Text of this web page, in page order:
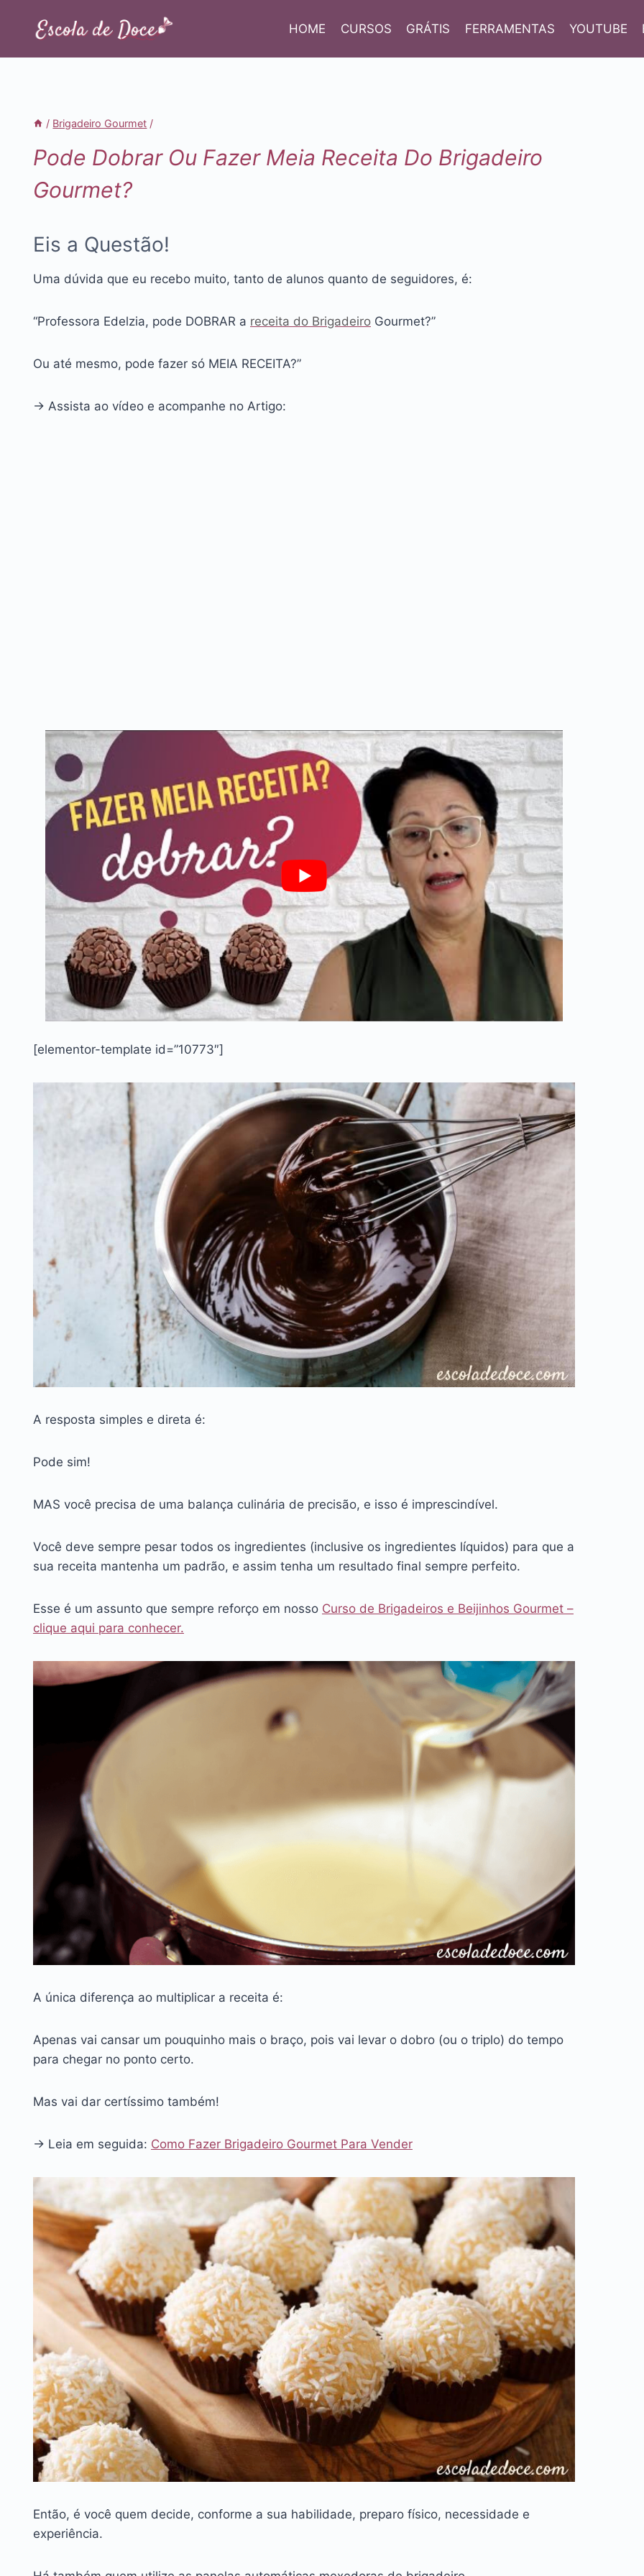
HOME CURSOS GRÁTIS FERRAMENTAS YOUTUBE
/ Brigadeiro Gourmet /
Pode Dobrar Ou Fazer Meia Receita Do Brigadeiro
Gourmet?
Eis a Questão!
Uma dúvida que eu recebo muito, tanto de alunos quanto de seguidores, é:
“Professora Edelzia, pode DOBRAR a receita do Brigadeiro Gourmet?”
Ou até mesmo, pode fazer só MEIA RECEITA?”
→ Assista ao vídeo e acompanhe no Artigo:
[elementor-template id=”10773″]
A resposta simples e direta é:
Pode sim!
MAS você precisa de uma balança culinária de precisão, e isso é imprescindível.
Você deve sempre pesar todos os ingredientes (inclusive os ingredientes líquidos) para que a
sua receita mantenha um padrão, e assim tenha um resultado final sempre perfeito.
Esse é um assunto que sempre reforço em nosso Curso de Brigadeiros e Beijinhos Gourmet –
clique aqui para conhecer.
A única diferença ao multiplicar a receita é:
Apenas vai cansar um pouquinho mais o braço, pois vai levar o dobro (ou o triplo) do tempo
para chegar no ponto certo.
Mas vai dar certíssimo também!
→ Leia em seguida: Como Fazer Brigadeiro Gourmet Para Vender
Então, é você quem decide, conforme a sua habilidade, preparo físico, necessidade e
experiência.